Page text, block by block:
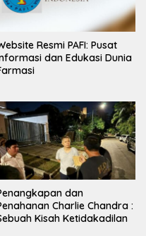
Resmi PAFI: Pusat
dan Edukasi Dunia
dan
Charlie Chandra :
Kisah Ketidakadilan